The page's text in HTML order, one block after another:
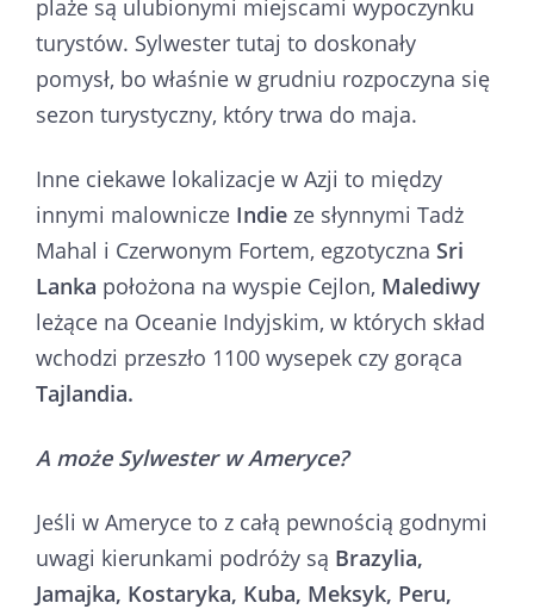
plaże są ulubionymi miejscami wypoczynku
turystów. Sylwester tutaj to doskonały
pomysł, bo właśnie w grudniu rozpoczyna się
sezon turystyczny, który trwa do maja.
Inne ciekawe lokalizacje w Azji to między
innymi malownicze Indie ze słynnymi Tadż
Mahal i Czerwonym Fortem, egzotyczna Sri
Lanka położona na wyspie Cejlon, Malediwy
leżące na Oceanie Indyjskim, w których skład
wchodzi przeszło 1100 wysepek czy gorąca
Tajlandia.
A może Sylwester w Ameryce?
Jeśli w Ameryce to z całą pewnością godnymi
uwagi kierunkami podróży są Brazylia,
Jamajka, Kostaryka, Kuba, Meksyk, Peru,